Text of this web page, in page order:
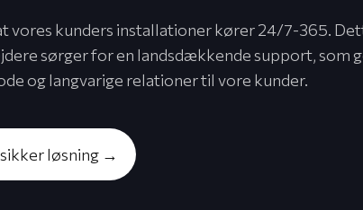
vores kunders installationer kører 24/7-365.
sørger for en landsdækkende support, som
og langvarige relationer til vore kunder.​
løsning →